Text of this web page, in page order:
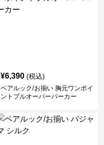
¥6,390 (税込)
ペアルック/お揃い 胸元ワンポイ
ントプルオーバーパーカー